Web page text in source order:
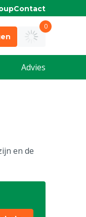
Contact
0
Advies
en de